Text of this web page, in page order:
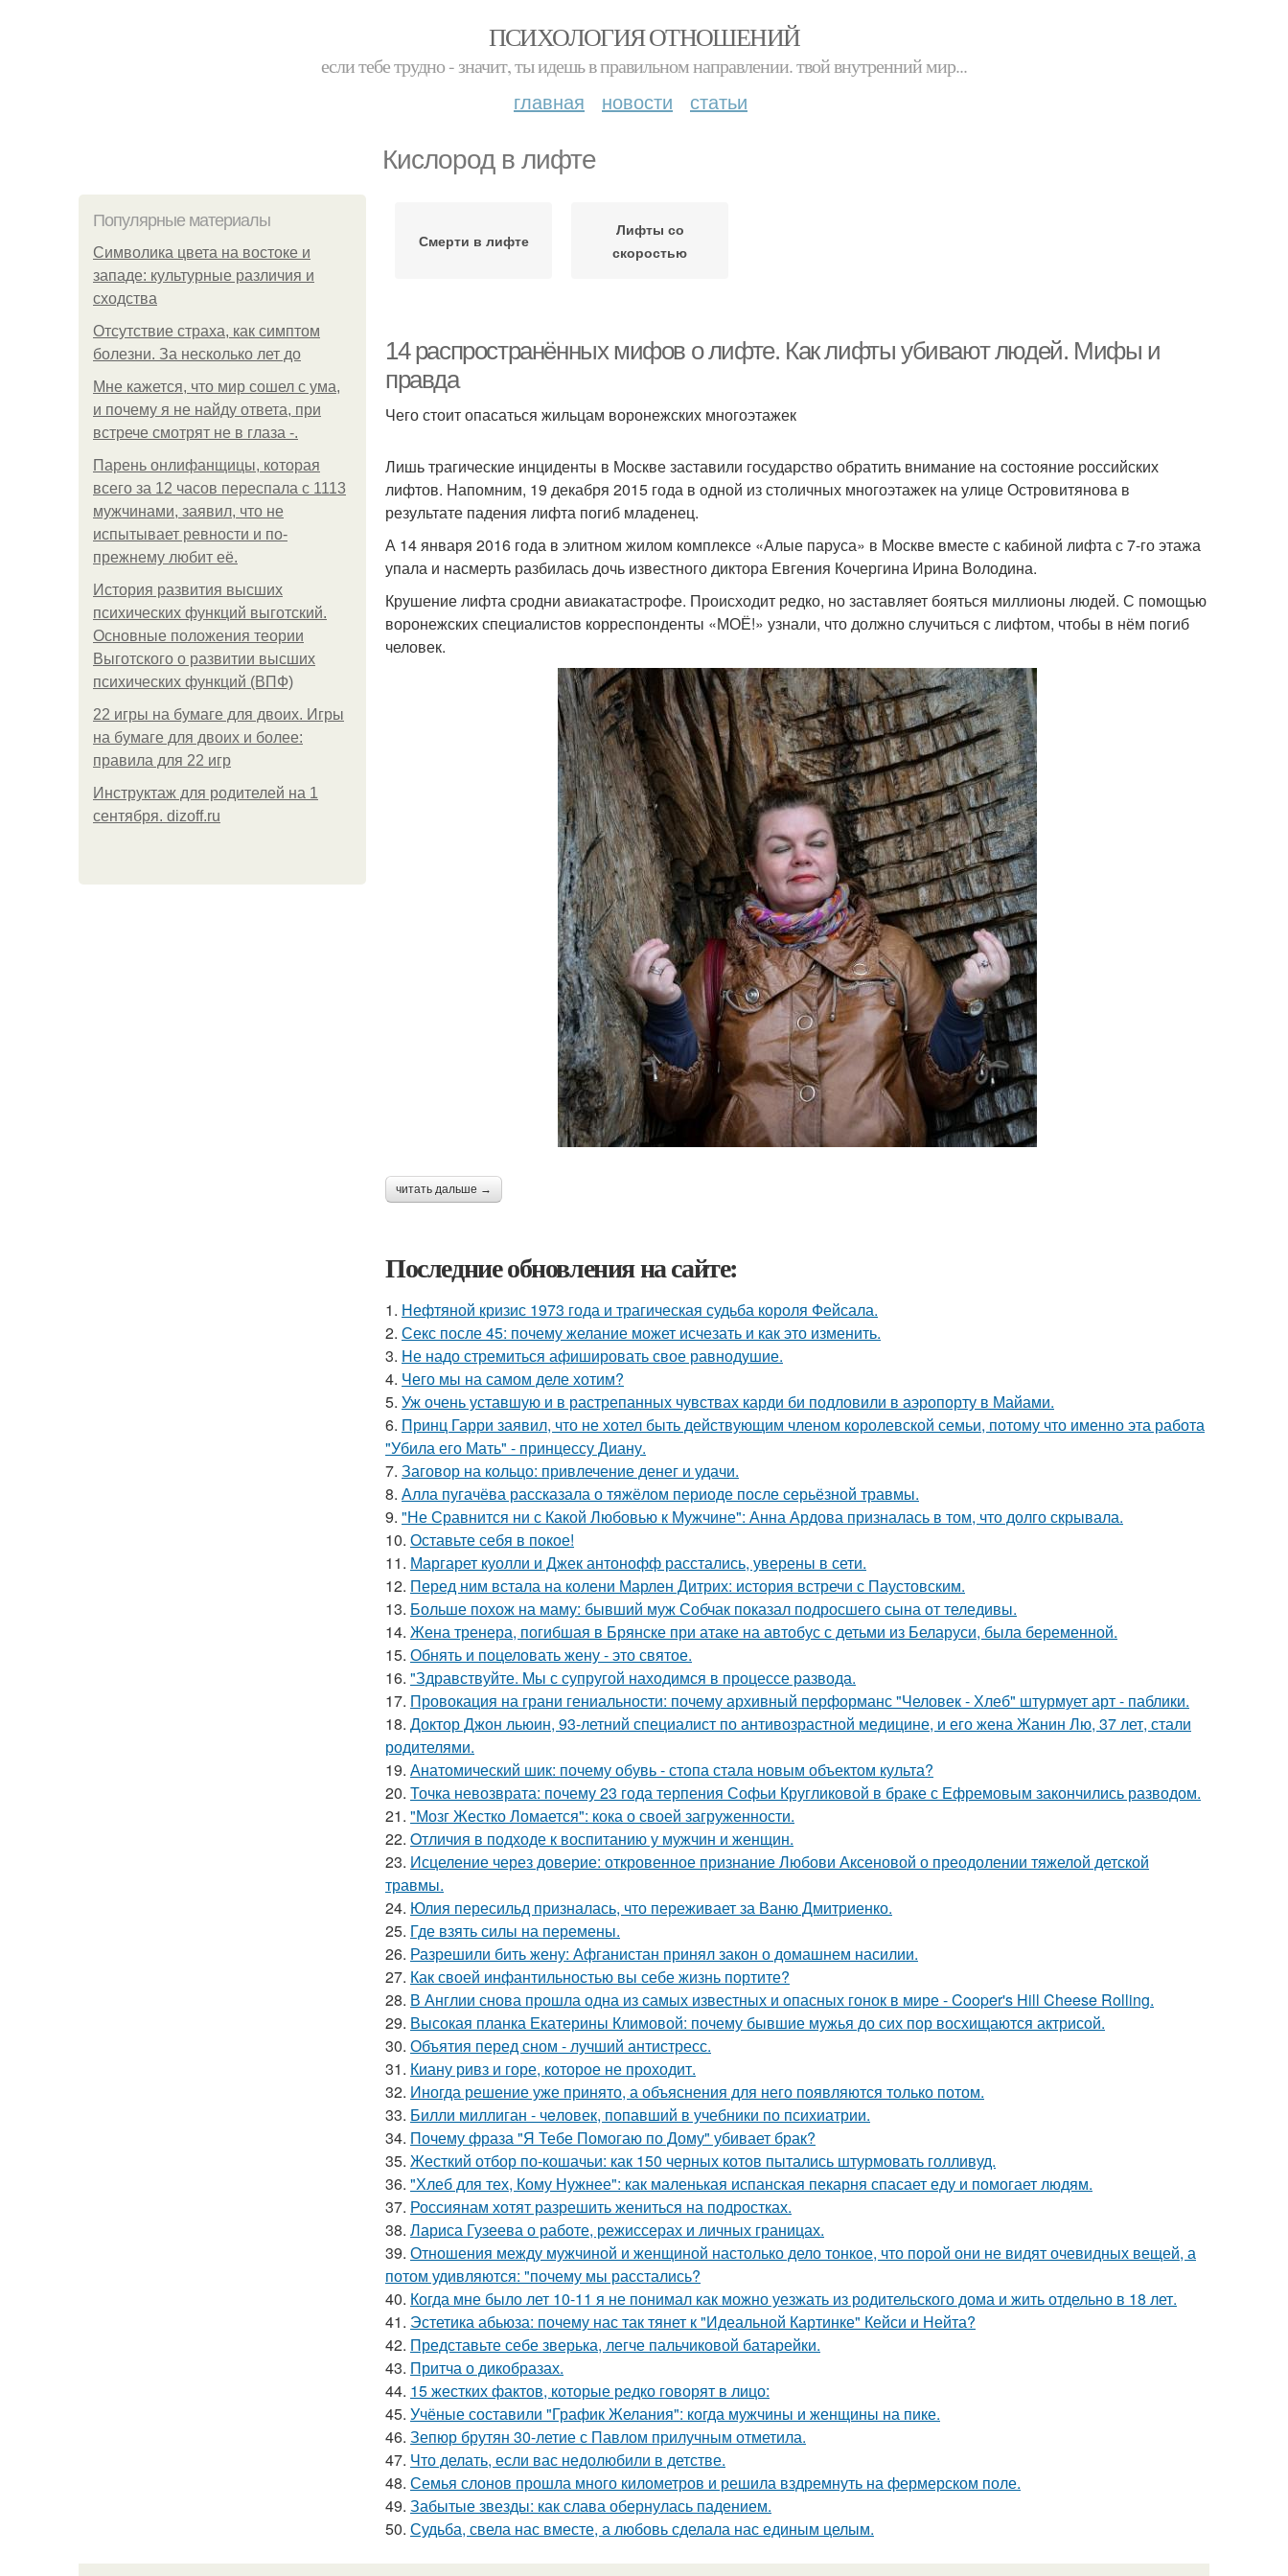
ПСИХОЛОГИЯ ОТНОШЕНИЙ
если тебе трудно - значит, ты идешь в правильном направлении. твой внутренний мир...
главная новости статьи
Кислород в лифте
Популярные материалы
Символика цвета на востоке и
западе: культурные различия и
сходства
Отсутствие страха, как симптом
болезни. За несколько лет до
Мне кажется, что мир сошел с ума,
и почему я не найду ответа, при
встрече смотрят не в глаза -.
Парень онлифанщицы, которая
всего за 12 часов переспала с 1113
мужчинами, заявил, что не
испытывает ревности и по-
прежнему любит её.
История развития высших
психических функций выготский.
Основные положения теории
Выготского о развитии высших
психических функций (ВПФ)
22 игры на бумаге для двоих. Игры
на бумаге для двоих и более:
правила для 22 игр
Инструктаж для родителей на 1
сентября. dizoff.ru
Смерти в лифте
Лифты со
скоростью
14 распространённых мифов о лифте. Как лифты убивают людей. Мифы и
правда
Чего стоит опасаться жильцам воронежских многоэтажек
Лишь трагические инциденты в Москве заставили государство обратить внимание на состояние российских
лифтов. Напомним, 19 декабря 2015 года в одной из столичных многоэтажек на улице Островитянова в
результате падения лифта погиб младенец.
А 14 января 2016 года в элитном жилом комплексе «Алые паруса» в Москве вместе с кабиной лифта с 7-го этажа
упала и насмерть разбилась дочь известного диктора Евгения Кочергина Ирина Володина.
Крушение лифта сродни авиакатастрофе. Происходит редко, но заставляет бояться миллионы людей. С помощью
воронежских специалистов корреспонденты «МОЁ!» узнали, что должно случиться с лифтом, чтобы в нём погиб
человек.
читать дальше →
Последние обновления на сайте:
1. Нефтяной кризис 1973 года и трагическая судьба короля Фейсала.
2. Секс после 45: почему желание может исчезать и как это изменить.
3. Hе надо стремиться афишировать свое равнодушие.
4. Чего мы на самом деле хотим?
5. Уж очень уставшую и в растрепанных чувствах карди би подловили в аэропорту в Майами.
6. Принц Гарри заявил, что не хотел быть действующим членом королевской семьи, потому что именно эта работа
"Убила его Мать" - принцессу Диану.
7. Заговор на кольцо: привлечение денег и удачи.
8. Алла пугачёва рассказала о тяжёлом периоде после серьёзной травмы.
9. "Не Сравнится ни с Какой Любовью к Мужчине": Анна Ардова призналась в том, что долго скрывала.
10. Оставьте себя в покое!
11. Маргарет куолли и Джек антонофф расстались, уверены в сети.
12. Перед ним встала на колени Марлен Дитрих: история встречи с Паустовским.
13. Больше похож на маму: бывший муж Собчак показал подросшего сына от теледивы.
14. Жена тренера, погибшая в Брянске при атаке на автобус с детьми из Беларуси, была беременной.
15. Обнять и поцеловать жену - это святое.
16. "Здравствуйте. Mы с супругой находимся в процессе развода.
17. Провокация на грани гениальности: почему архивный перформанс "Человек - Хлеб" штурмует арт - паблики.
18. Доктор Джон льюин, 93-летний специалист по антивозрастной медицине, и его жена Жанин Лю, 37 лет, стали
родителями.
19. Анатомический шик: почему обувь - стопа стала новым объектом культа?
20. Точка невозврата: почему 23 года терпения Софьи Кругликовой в браке с Ефремовым закончились разводом.
21. "Мозг Жестко Ломается": кока о своей загруженности.
22. Oтличия в подходе к воспитанию у мужчин и женщин.
23. Исцеление через доверие: откровенное признание Любови Аксеновой о преодолении тяжелой детской
травмы.
24. Юлия пересильд призналась, что переживает за Ваню Дмитриенко.
25. Где взять силы на перемены.
26. Разрешили бить жену: Афганистан принял закон о домашнем насилии.
27. Как своей инфантильностью вы себе жизнь портите?
28. В Англии снова прошла одна из самых известных и опасных гонок в мире - Cooper's Hill Cheese Rolling.
29. Высокая планка Екатерины Климовой: почему бывшие мужья до сих пор восхищаются актрисой.
30. Объятия перед сном - лучший антистресс.
31. Киану ривз и горе, которое не проходит.
32. Иногда решение уже принято, а объяснения для него появляются только потом.
33. Билли миллиган - чeловек, попавший в учебники по психиатрии.
34. Почему фраза "Я Тебе Помогаю по Дому" убивает брак?
35. Жесткий отбор по-кошачьи: как 150 черных котов пытались штурмовать голливуд.
36. "Хлеб для тех, Кому Нужнее": как маленькая испанская пекарня спасает еду и помогает людям.
37. Россиянам хотят разрешить жениться на подростках.
38. Лариса Гузеева о работе, режиссерах и личных границах.
39. Отношения между мужчиной и женщиной настолько дело тонкое, что порой они не видят очевидных вещей, а
потом удивляются: "почему мы расстались?
40. Когда мне было лет 10-11 я не понимал как можно уезжать из родительского дома и жить отдельно в 18 лет.
41. Эстетика абьюза: почему нас так тянет к "Идеальной Картинке" Кейси и Нейта?
42. Представьте себе зверька, легче пальчиковой батарейки.
43. Притча о дикобразах.
44. 15 жестких фактов, которые редко говорят в лицо:
45. Учёные составили "График Желания": когда мужчины и женщины на пике.
46. Зепюр брутян 30-летие с Павлом прилучным отметила.
47. Что делать, если вас недолюбили в детстве.
48. Семья слонов прошла много километров и решила вздремнуть на фермерском поле.
49. Забытые звезды: как слава обернулась падением.
50. Судьба, свела нас вместе, а любовь сделала нас единым целым.